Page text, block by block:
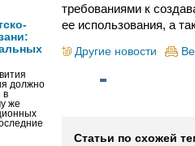
должно
в
же
требованиями к
ее использования, а
Другие новости
Статьи по схожей